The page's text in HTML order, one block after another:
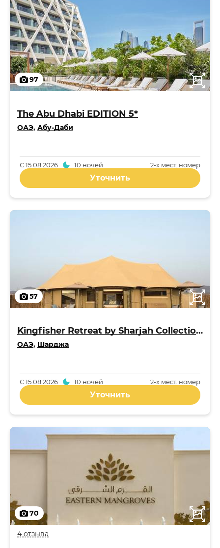
97
The Abu Dhabi EDITION 5*
ОАЭ, Абу-Даби
2-x мест. номер
С15.08.2026 10 ночей
Уточнить
57
Kingfisher Retreat by Sharjah Collection 5*
ОАЭ, Шарджа
2-x мест. номер
С15.08.2026 10 ночей
Уточнить
70
4 отзыва